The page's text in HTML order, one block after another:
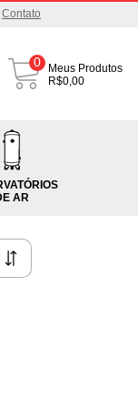
Contato
0
Meus Produtos
R$0,00
AR